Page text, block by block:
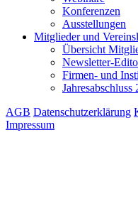
Konferenzen
Ausstellungen
Mitglieder und
Übersicht
Newsletter-
Firmen- und
Jahresabschluss
AGB Datenschutzerklärung
Impressum